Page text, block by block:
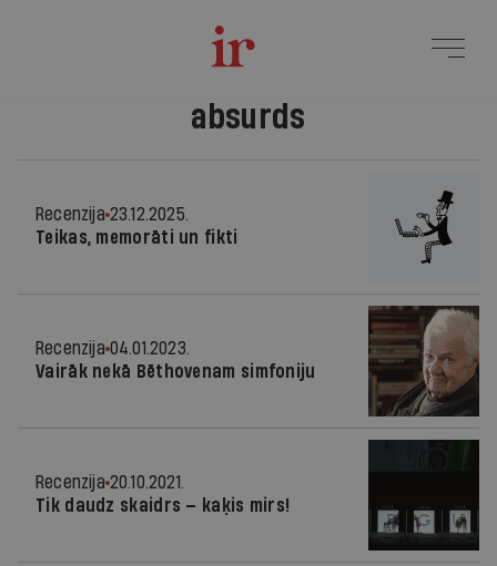
absurds
Recenzija 23.12.2025.
Teikas, memorāti un fikti
Recenzija 04.01.2023.
Vairāk nekā Bēthovenam simfoniju
Recenzija 20.10.2021.
Tik daudz skaidrs — kaķis mirs!